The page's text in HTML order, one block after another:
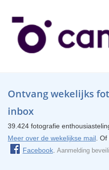
Ontvang wekelijks
inbox
39.424 fotografie
Meer over de wekelijkse mail. Of
Facebook. Aanmelding